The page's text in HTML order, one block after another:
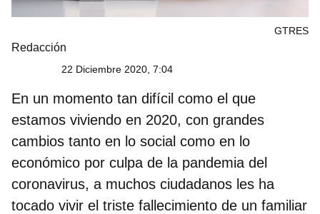
GTRES
Redacción
22 Diciembre 2020, 7:04
En un momento tan difícil como el que
estamos viviendo en 2020, con grandes
cambios tanto en lo social como en lo
económico por culpa de la pandemia del
coronavirus, a muchos ciudadanos les ha
tocado vivir el triste fallecimiento de un familiar